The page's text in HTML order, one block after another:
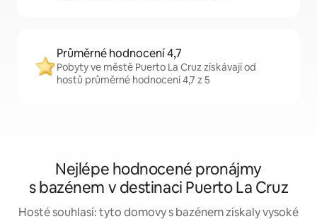
Průměrné hodnocení 4,7
Pobyty ve městě Puerto La Cruz získávají od
hostů průměrné hodnocení 4,7 z 5
Nejlépe hodnocené pronájmy
s bazénem v destinaci Puerto La Cruz
Hosté souhlasí: tyto domovy s bazénem získaly vysoké